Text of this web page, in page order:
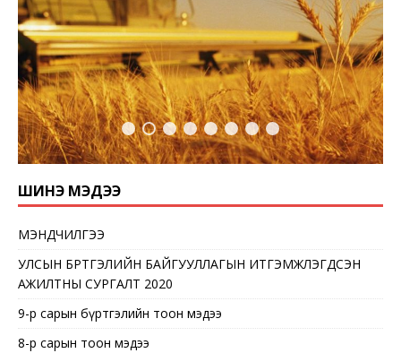
ШИНЭ МЭДЭЭ
МЭНДЧИЛГЭЭ
УЛСЫН БҮРТГЭЛИЙН БАЙГУУЛЛАГЫН ИТГЭМЖЛЭГДСЭН
АЖИЛТНЫ СУРГАЛТ 2020
9-р сарын бүртгэлийн тоон мэдээ
8-р сарын тоон мэдээ